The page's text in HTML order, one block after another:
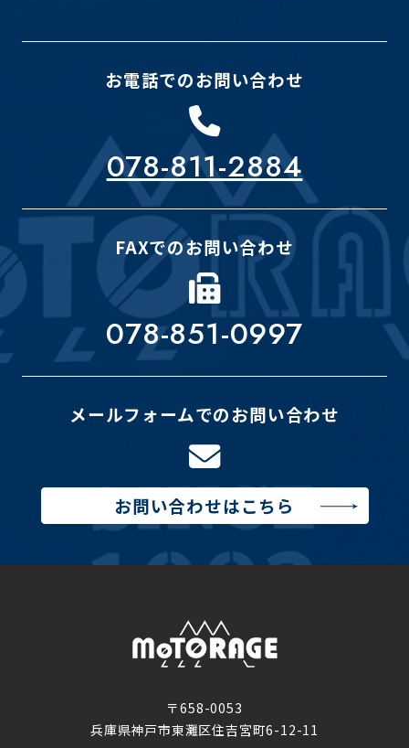
お電話でのお問い合わせ
078-811-2884
FAXでのお問い合わせ
078-851-0997
メールフォームでのお問い合わせ
お問い合わせはこちら
〒658-0053
兵庫県神戸市東灘区住吉宮町6-12-11